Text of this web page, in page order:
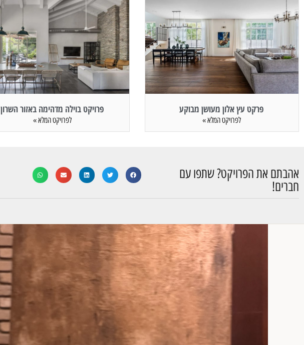
פרקט עץ אלון מעושן מבוקע
לפרויקט המלא »
פרויקט בוילה מדהימה באזור השרון
לפרויקט המלא »
אהבתם את הפרויקט? שתפו עם
חברים!​